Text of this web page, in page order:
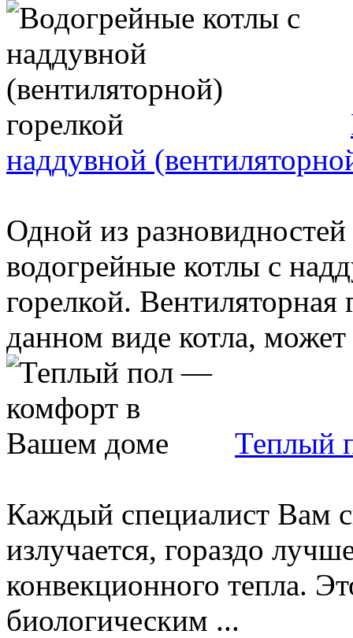
наддувной
Одной из
водогрейные котлы с
горелкой. Вентиляторная
данном виде котла,
Теплый
Каждый специалист Вам
излучается, гораздо
конвекционного тепла.
биологическим ...